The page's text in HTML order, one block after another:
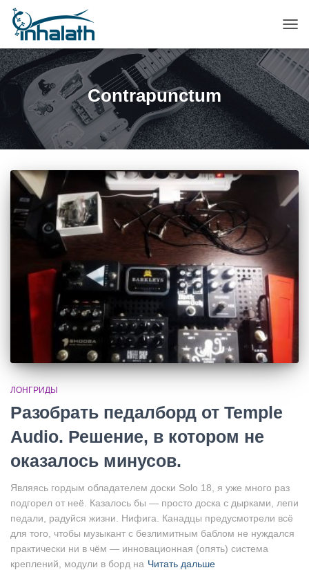
Contrapunctum
ЛОНГРИДЫ
Разобрать педалборд от Temple
Audio. Решение, в котором не
оказалось минусов.
Являясь гордым обладателем доски Solo 18, я уже много раз
подгорел от неё. Казалось бы — просто доска с дырками, лепи
педали, радуйся жизни. Нифига. Канадцы предусмотрели всё
для того, чтобы музыкант с безлимитным баблом не нуждался
практически ни в чём — инновационная (опять) система
креплений, модули в борд на Читать дальше